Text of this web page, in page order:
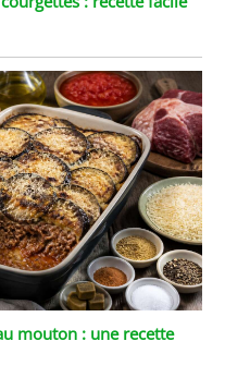
mouton : une recette